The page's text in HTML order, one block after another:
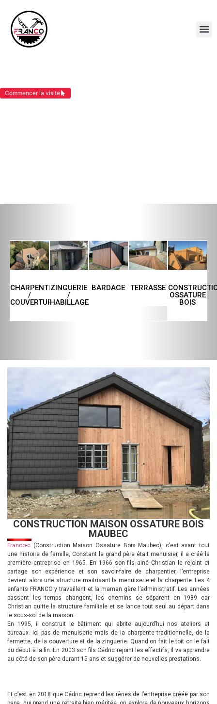
Commencer la visite
CHARPENTE
/
COUVERTURE
ZINGUERIE
/
HABILLAGE
BARDAGE TERRASSE
OSSATURE
BOIS
CONSTRUCTION MAISON OSSATURE BOIS
MAUBEC
Franco-c (Construction Maison Ossature Bois Maubec), c’est avant tout
une histoire de famille, Constant le grand père était menuisier, il a créé la
première entreprise en 1965. En 1966 son fils ainé Christian le rejoint et
partage son expérience et son savoir-faire de charpentier, l’entreprise
devient alors une structure maitrisant la menuiserie et la charpente. Les 4
enfants FRANCO y travaillent et la maman gère l’administratif. Les années
passent les temps changent, les chemins se séparent en 1989 car
Christian quitte la structure familiale et se lance tout seul au départ dans
le sous-sol de la maison.
En 1995, il construit le bâtiment qui abrite aujourd’hui nos ateliers et
bureaux. Ici pas de menuiserie mais de la charpente traditionnelle, de la
fermette, de la couverture et de la zinguerie. Quand on fait le toit on le fait
du début à la fin. En 2003 son fils Cédric rejoint les effectifs, il va apprendre
au côté de son père durant 15 ans et suggérer de nouvelles prestations.
Et c’est en 2018 que Cédric reprend les rênes de l’entreprise créée par son